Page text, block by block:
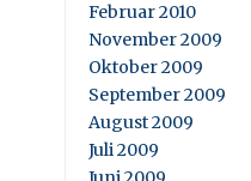
Februar 2010
November 2009
Oktober 2009
September 2009
August 2009
Juli 2009